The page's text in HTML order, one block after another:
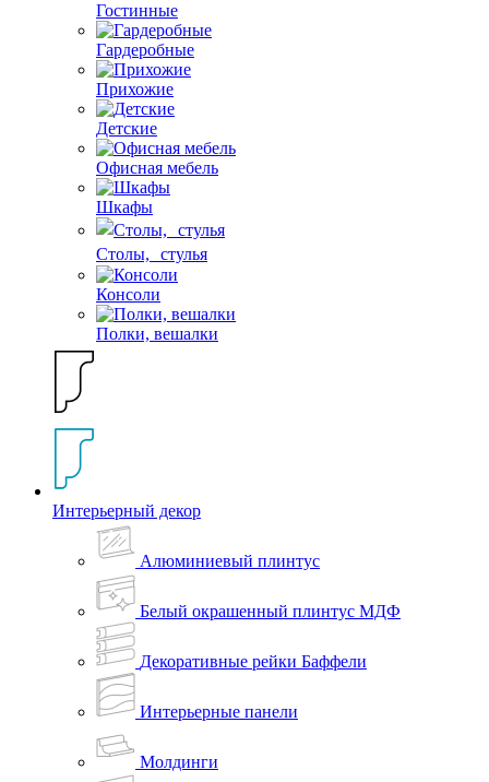
Гостинные
Гардеробные
Прихожие
Детские
Офисная мебель
Шкафы
Столы, стулья
Консоли
Полки, вешалки
Интерьерный декор
Алюминиевый плинтус
Белый окрашенный плинтус МДФ
Декоративные рейки Баффели
Интерьерные панели
Молдинги